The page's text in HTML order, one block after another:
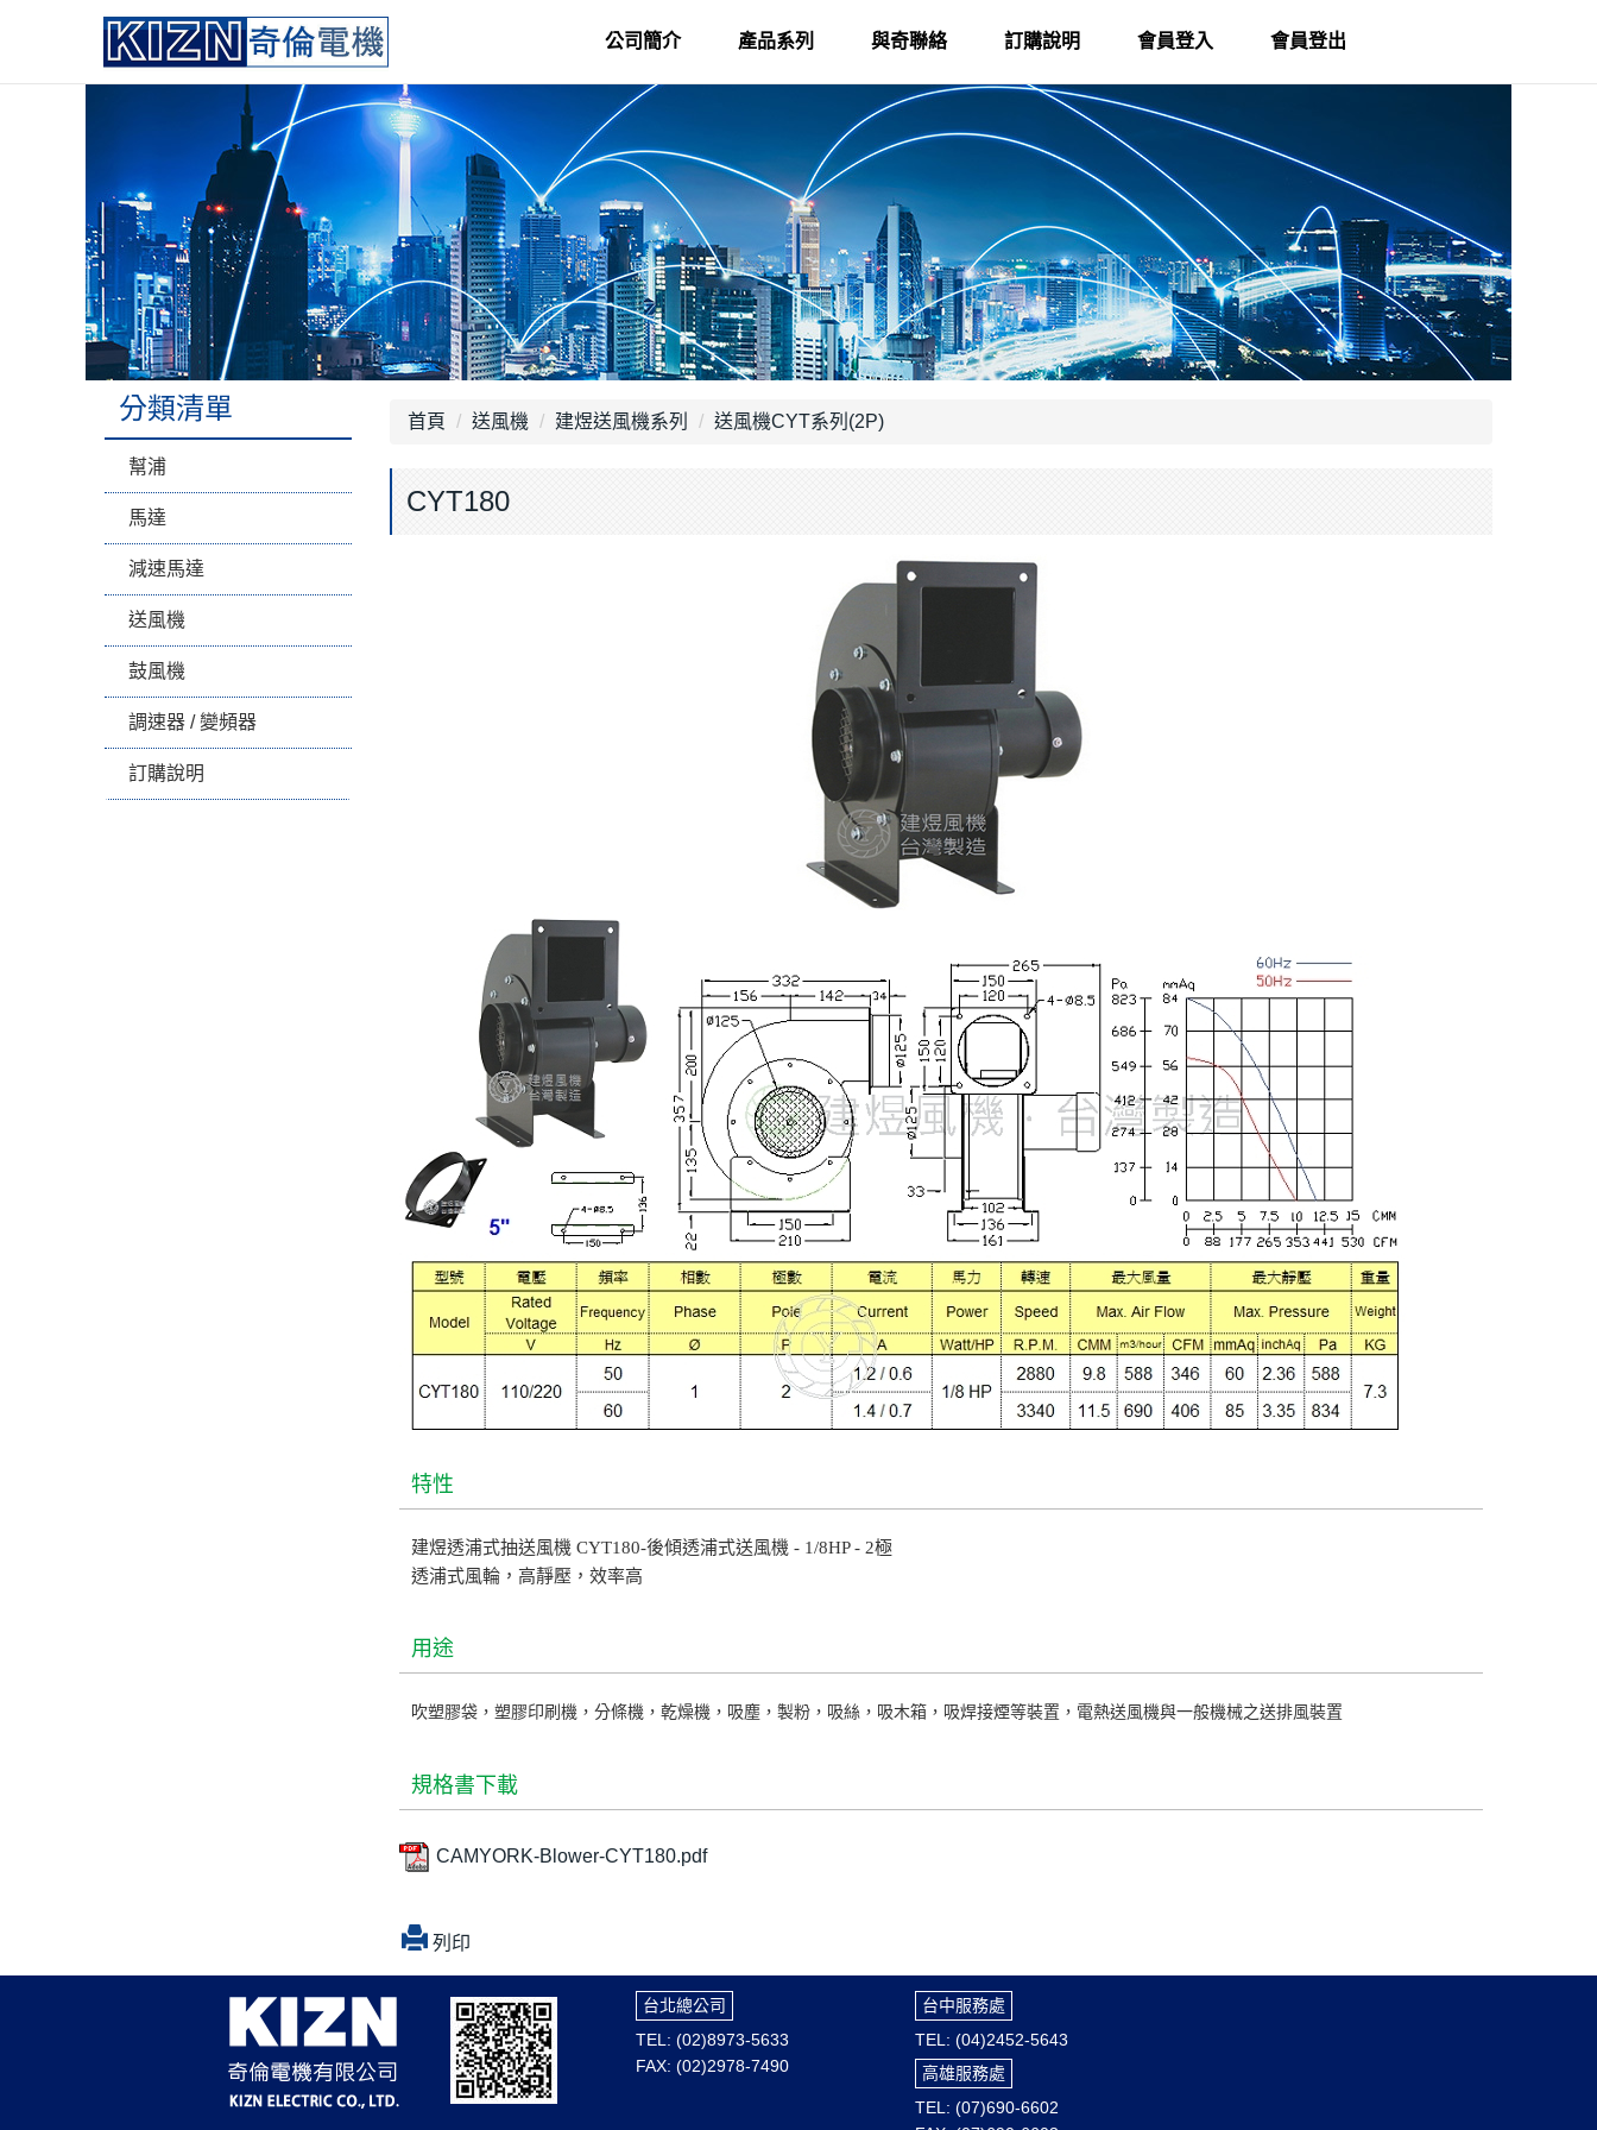
公司簡介 產品系列 與奇聯絡 訂購說明 會員登入 會員登出
分類清單
幫浦
馬達
減速馬達
送風機
鼓風機
調速器 / 變頻器
訂購說明
首頁 送風機 建煜送風機系列 送風機CYT系列(2P)
CYT180
特性
建煜透浦式抽送風機 CYT180-後傾透浦式送風機 - 1/8HP - 2極
透浦式風輪，高靜壓，效率高
用途
吹塑膠袋，塑膠印刷機，分條機，乾燥機，吸塵，製粉，吸絲，吸木箱，吸焊接煙等裝置，電熱送風機與一般機械之送排風裝置
規格書下載
CAMYORK-Blower-CYT180.pdf
列印
台北總公司
TEL: (02)8973-5633
FAX: (02)2978-7490
台中服務處
TEL: (04)2452-5643
高雄服務處
TEL: (07)690-6602